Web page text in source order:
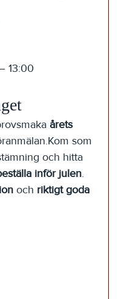
13:00
årets
som
och hitta
inför julen.
och riktigt goda